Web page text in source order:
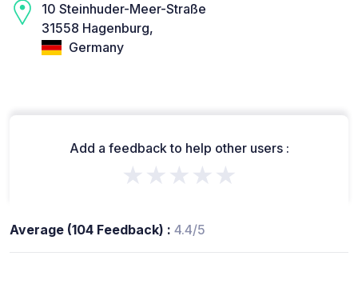
10 Steinhuder-Meer-Straße
31558 Hagenburg,
Germany
Add a feedback to help other users :
★★★★★
Average (104 Feedback) : 4.4/5